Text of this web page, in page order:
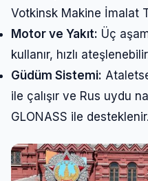
Votkinsk Makine İmalat
Motor ve Yakıt: Üç
kullanır, hızlı
Güdüm Sistemi:
ile çalışır ve Rus uydu
GLONASS ile desteklenir.